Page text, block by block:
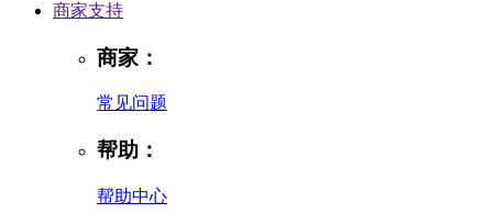
商家支持
商家：
常见问题
帮助：
帮助中心